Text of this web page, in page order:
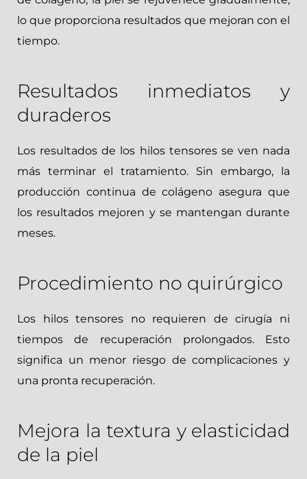
lo que proporciona resultados que mejoran con el
tiempo.
Resultados inmediatos y
duraderos
Los resultados de los hilos tensores se ven nada
más terminar el tratamiento. Sin embargo, la
producción continua de colágeno asegura que
los resultados mejoren y se mantengan durante
meses.
Procedimiento no quirúrgico
Los hilos tensores no requieren de cirugía ni
tiempos de recuperación prolongados. Esto
significa un menor riesgo de complicaciones y
una pronta recuperación.
Mejora la textura y elasticidad
de la piel